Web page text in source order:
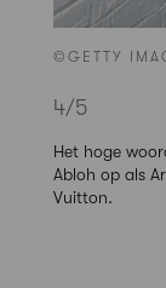
©GETTY
4/5
Het hoge
Abloh op als
Vuitton.